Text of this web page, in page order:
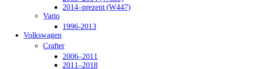
2014–prezent (W447)
Vario
1996-2013
Volkswagen
Crafter
2006–2011
2011–2018